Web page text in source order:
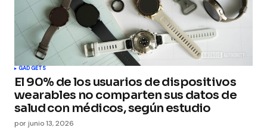
GADGETS
El 90% de los usuarios de dispositivos
wearables no comparten sus datos de
salud con médicos, según estudio
por junio 13, 2026